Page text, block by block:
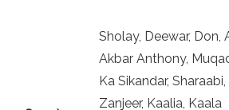
Sholay, Deewar, Don,
Akbar Anthony,
Ka Sikandar, Sharaabi,
Zanjeer, Kaalia, Kaala